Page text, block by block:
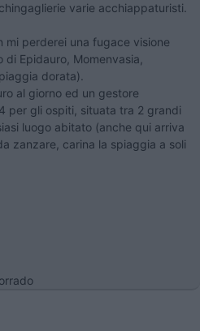
varie acchiappaturisti.
mi perderei una fugace visione
Epidauro, Momenvasia,
dorata).
al giorno ed un gestore
per gli ospiti, situata tra 2 grandi
luogo abitato (anche qui arriva
zanzare, carina la spiaggia a soli